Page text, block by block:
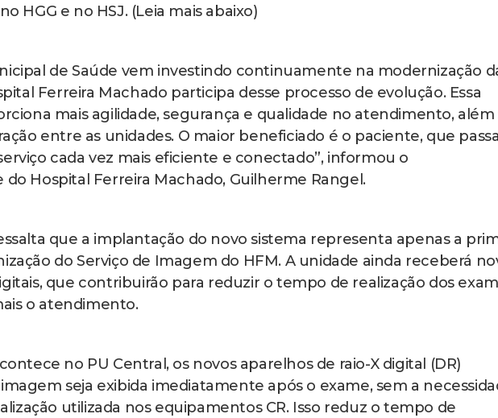
HGG e no HSJ. (Leia mais abaixo)
de Saúde vem investindo continuamente na modernização
Ferreira Machado participa desse processo de evolução. Essa
mais agilidade, segurança e qualidade no atendimento, além
entre as unidades. O maior beneficiado é o paciente, que
cada vez mais eficiente e conectado”, informou o
Hospital Ferreira Machado, Guilherme Rangel.
que a implantação do novo sistema representa apenas a
do Serviço de Imagem do HFM. A unidade ainda receberá
que contribuirão para reduzir o tempo de realização dos
o atendimento.
no PU Central, os novos aparelhos de raio-X digital (DR)
seja exibida imediatamente após o exame, sem a
utilizada nos equipamentos CR. Isso reduz o tempo de